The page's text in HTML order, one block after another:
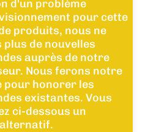
d'un problème
pour cette
produits, nous ne
plus de nouvelles
auprès de notre
Nous ferons notre
pour honorer les
existantes. Vous
ci-dessous un